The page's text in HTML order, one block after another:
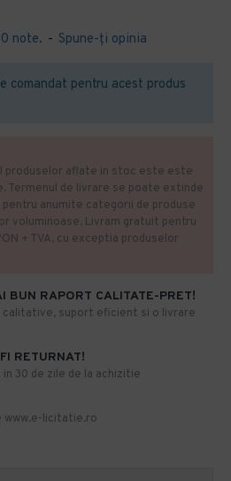
note. - Spune-ţi opinia
comandat pentru acest produs
BUN RAPORT CALITATE-PRET!
calitative, suport eficient si o livrare
RETURNAT!
30 de zile de la achizitie
www.e-licitatie.ro
produselor aflate in stoc este este
Termenul de livrare se poate extinde
anumite categorii de produse
voluminoase. Livram gratuit pentru
+ TVA, cu exceptia produselor